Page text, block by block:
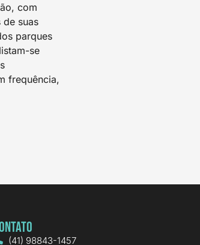
com
suas
parques
se
frequência,
(41) 98843-1457